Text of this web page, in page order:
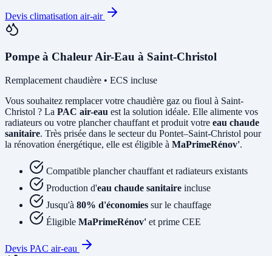
Devis climatisation air-air
Pompe à Chaleur Air-Eau à Saint-Christol
Remplacement chaudière • ECS incluse
Vous souhaitez remplacer votre chaudière gaz ou fioul à Saint-
Christol ? La PAC air-eau est la solution idéale. Elle alimente vos
radiateurs ou votre plancher chauffant et produit votre eau chaude
sanitaire. Très prisée dans le secteur du Pontet–Saint-Christol pour
la rénovation énergétique, elle est éligible à MaPrimeRénov'.
Compatible plancher chauffant et radiateurs existants
Production d'eau chaude sanitaire incluse
Jusqu'à 80% d'économies sur le chauffage
Éligible MaPrimeRénov' et prime CEE
Devis PAC air-eau